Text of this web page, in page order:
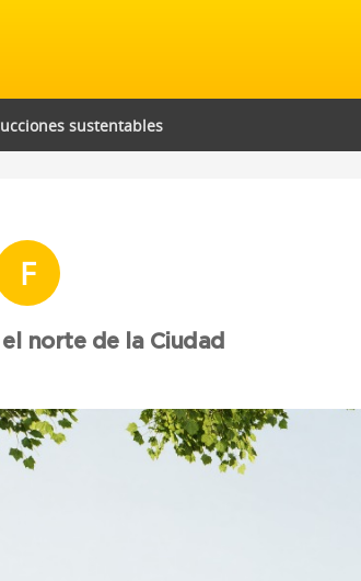
sustentables
F
norte de la Ciudad